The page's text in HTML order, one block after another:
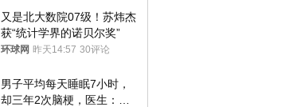
又是北大数院07级！苏炜杰
获“统计学界的诺贝尔奖”
环球网 昨天14:57 30评论
男子平均每天睡眠7小时，
却三年2次脑梗，医生：这